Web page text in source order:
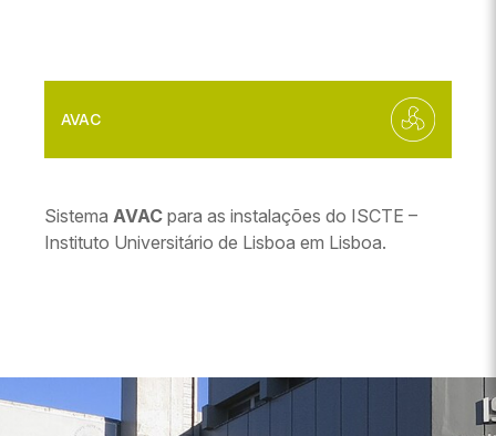
AVAC
Sistema AVAC para as instalações do ISCTE –
Instituto Universitário de Lisboa em Lisboa.